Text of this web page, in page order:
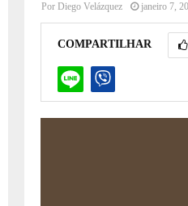
Por Diego Velázquez janeiro 7,
COMPARTILHAR